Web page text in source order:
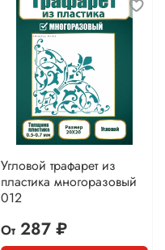
Угловой трафарет из
пластика многоразовый
012
От287 ₽